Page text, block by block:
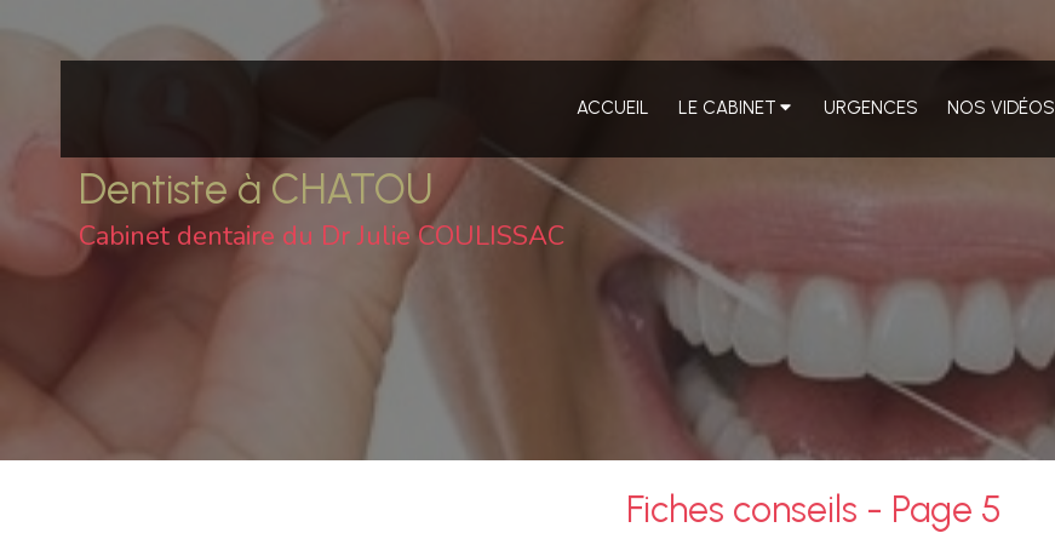
ACCUEIL LE CABINET URGENCES NOS VIDÉOS
Dentiste à CHATOU
Cabinet dentaire du Dr Julie COULISSAC
Fiches conseils - Page 5